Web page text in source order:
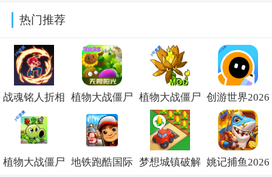
v3.10.0免费版 版
热门推荐
战魂铭人折相
思内置修改器
最新版v3.3.0
植物大战僵尸
杂交版破解版
手机下载
(Plants vs
植物大战僵尸
融合版二创内
置菜单
(PlantsVsZombiesRH-
创游世界2026
最新版下载
v1.78.0
植物大战僵尸 地铁跑酷国际 梦想城镇破解 姚记捕鱼2026